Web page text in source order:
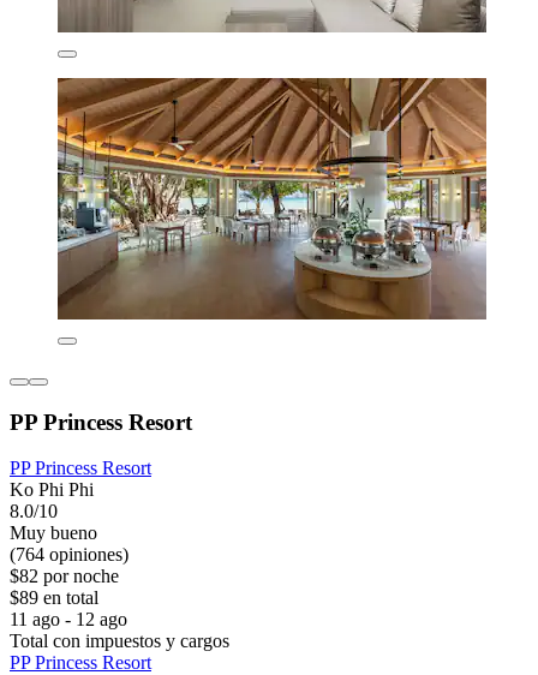
PP Princess Resort
PP Princess Resort
Ko Phi Phi
8.0/10
Muy bueno
(764 opiniones)
$82 por noche
$89 en total
11 ago - 12 ago
Total con impuestos y cargos
PP Princess Resort